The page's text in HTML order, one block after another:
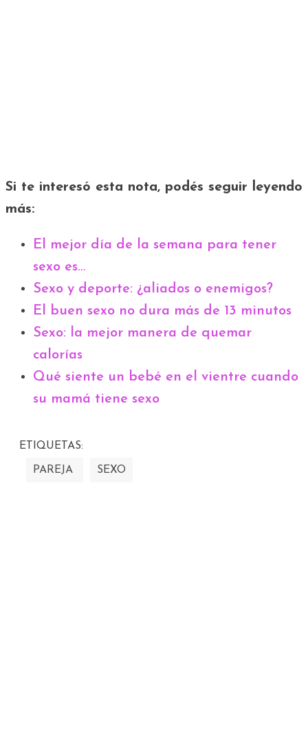
Si te interesó esta nota, podés seguir leyendo
más:
El mejor día de la semana para tener
sexo es…
Sexo y deporte: ¿aliados o enemigos?
El buen sexo no dura más de 13 minutos
Sexo: la mejor manera de quemar
calorías
Qué siente un bebé en el vientre cuando
su mamá tiene sexo
ETIQUETAS:
PAREJA SEXO